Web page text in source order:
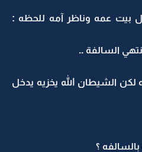
بيت عمه وناظر آمه للحظه :
السالفة ..
لكن الشيطان الله يخزيه يدخل
؟